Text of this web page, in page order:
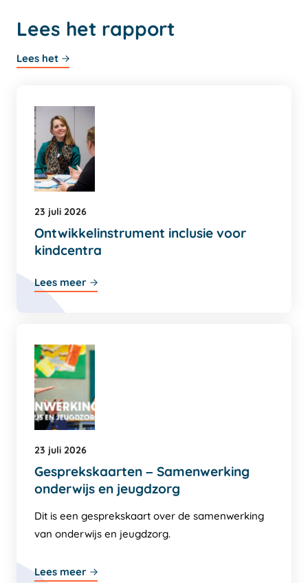
Lees het rapport
Lees het
23 juli 2026
Ontwikkelinstrument inclusie voor
kindcentra
Lees meer
23 juli 2026
Gesprekskaarten – Samenwerking
onderwijs en jeugdzorg
Dit is een gesprekskaart over de samenwerking
van onderwijs en jeugdzorg.
Lees meer